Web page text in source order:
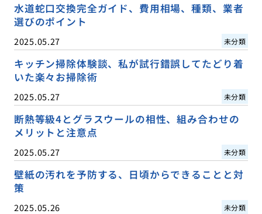
水道蛇口交換完全ガイド、費用相場、種類、業者
選びのポイント
2025.05.27 未分類
キッチン掃除体験談、私が試行錯誤してたどり着
いた楽々お掃除術
2025.05.27 未分類
断熱等級4とグラスウールの相性、組み合わせの
メリットと注意点
2025.05.27 未分類
壁紙の汚れを予防する、日頃からできることと対
策
2025.05.26 未分類